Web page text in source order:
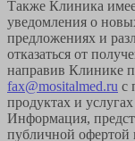
Также Клиника
уведомления о
предложениях и
отказаться от
направив Клинике
fax@mositalmed.ru с
продуктах и
Информация,
публичной